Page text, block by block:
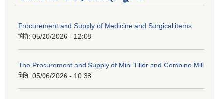
Procurement and Supply of Medicine and Surgical items
मिति: 05/20/2026 - 12:08
The Procurement and Supply of Mini Tiller and Combine Mill
मिति: 05/06/2026 - 10:38